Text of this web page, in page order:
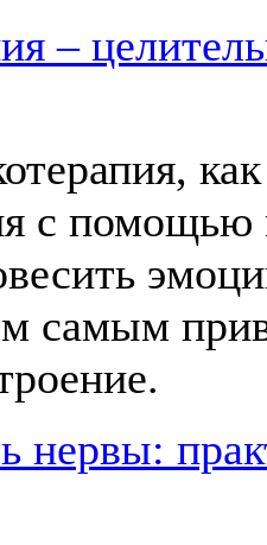
–
как
с
самым
нервы: